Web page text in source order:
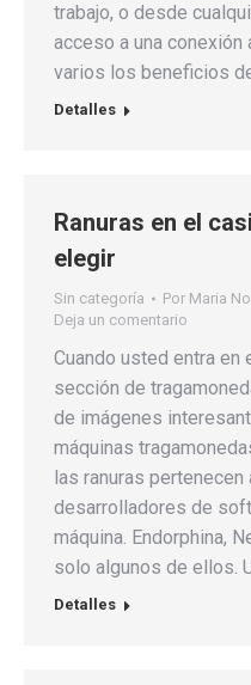
trabajo, o desde
acceso a una
varios los beneficios
Detalles
Ranuras en el
elegir
Sin categoría Por Maria
Deja un comentario
Cuando usted entra en
sección de
de imágenes
máquinas
las ranuras
desarrolladores de
máquina. Endorphina,
solo algunos de ellos.
Detalles